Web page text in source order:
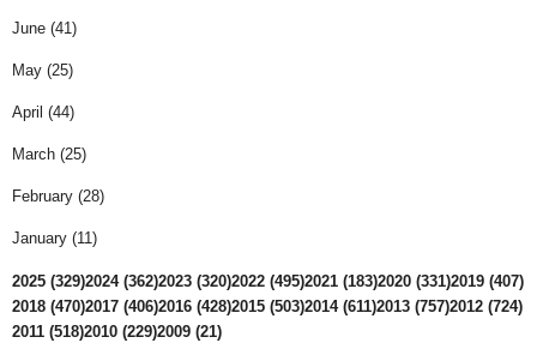
June (41)
May (25)
April (44)
March (25)
February (28)
January (11)
2025 (329)2024 (362)2023 (320)2022 (495)2021 (183)2020 (331)2019 (407)
2018 (470)2017 (406)2016 (428)2015 (503)2014 (611)2013 (757)2012 (724)
2011 (518)2010 (229)2009 (21)